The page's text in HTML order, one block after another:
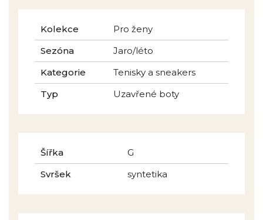
Kolekce
Pro ženy
Sezóna
Jaro/léto
Kategorie
Tenisky a sneakers
Typ
Uzavřené boty
Šířka
G
Svršek
syntetika